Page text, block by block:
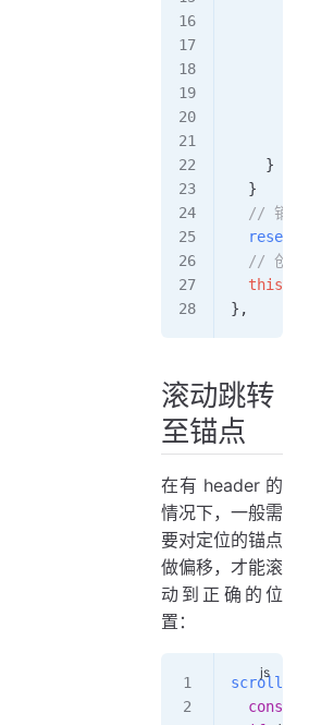
    }
  }
// 销毁
// 创建
  this
},
滚动跳转
至锚点
在有 header 的
情况下，一般需
要对定位的锚点
做偏移，才能滚
动到正确的位
置：
  const